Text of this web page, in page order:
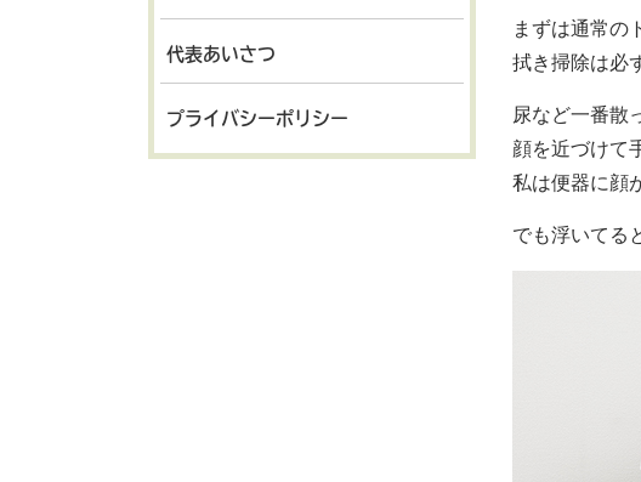
まずは通常の
拭き掃除は必
尿など一番散
顔を近づけて
私は便器に顔
でも浮いてる
代表あいさつ
プライバシーポリシー